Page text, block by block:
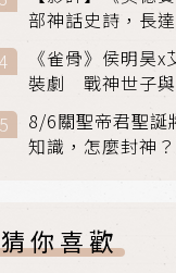
部神話史詩，長
與贖罪之旅
《雀骨》侯明昊x
裝劇 戰神世子與
聯手攻克身世之謎
8/6關聖帝君聖誕
知識，怎麼封神
猜你喜歡